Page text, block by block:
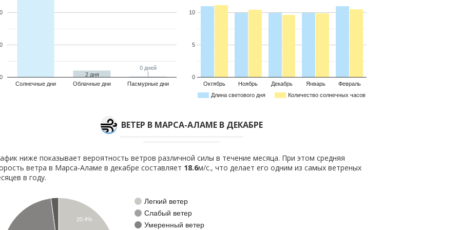
Солнечные дни Облачные дни Пасмурные дни
0 2 дня
0 дней
0 дней
Длина светового дня Количество солнечных часов
Октябрь Ноябрь Декабрь Январь Февраль
0
5
10
ВЕТЕР В МАРСА-АЛАМЕ В ДЕКАБРЕ
ниже показывает вероятность ветров различной силы в течение месяца. При этом средняя
ветра в Марса-Аламе в декабре составляет 18.6м/с., что делает его одним из самых ветреных
в году.
Легкий ветер
Слабый ветер
Умеренный ветер
20.4%